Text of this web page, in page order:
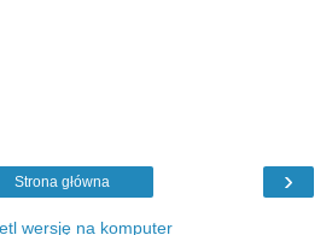
›
Strona główna
wersję na komputer